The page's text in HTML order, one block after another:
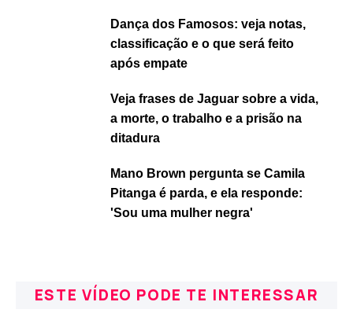
Dança dos Famosos: veja notas,
classificação e o que será feito
após empate
Veja frases de Jaguar sobre a vida,
a morte, o trabalho e a prisão na
ditadura
Mano Brown pergunta se Camila
Pitanga é parda, e ela responde:
'Sou uma mulher negra'
ESTE VÍDEO PODE TE INTERESSAR